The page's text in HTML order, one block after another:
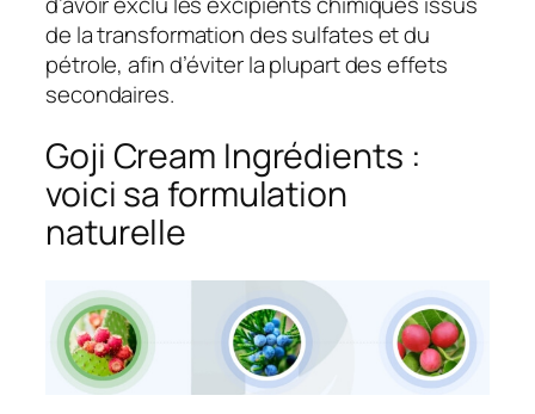
de la transformation des sulfates et du
pétrole, afin d’éviter la plupart des effets
secondaires.
Goji Cream Ingrédients :
voici sa formulation
naturelle